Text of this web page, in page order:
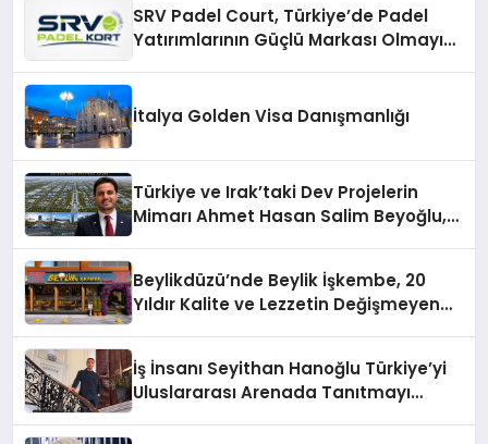
SRV Padel Court, Türkiye’de Padel
Yatırımlarının Güçlü Markası Olmayı
İtalya Golden Visa Danışmanlığı
Türkiye ve Irak’taki Dev Projelerin
Mimarı Ahmet Hasan Salim Beyoğlu,
Hayata Geçirecek
Beylikdüzü’nde Beylik İşkembe, 20
Yıldır Kalite ve Lezzetin Değişmeyen
İş İnsanı Seyithan Hanoğlu Türkiye’yi
Uluslararası Arenada Tanıtmayı